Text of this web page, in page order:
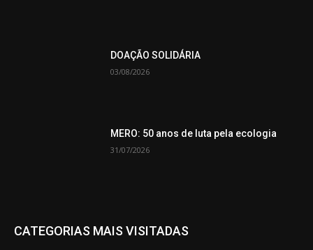
DOAÇÃO SOLIDÁRIA
03/08/2026
MERO: 50 anos de luta pela ecologia
31/07/2026
CATEGORIAS MAIS VISITADAS